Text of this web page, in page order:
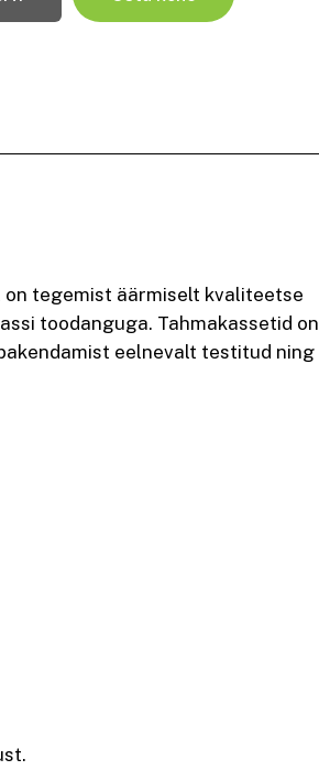
on tegemist äärmiselt kvaliteetse
toodanguga. Tahmakassetid on
eelnevalt testitud ning